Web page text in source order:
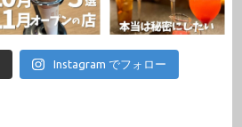
Instagram でフォロー